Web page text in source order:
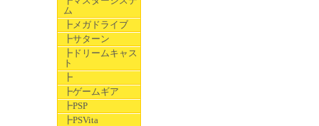
ム
┣メガドライブ
┣サターン
┣ドリームキャス
ト
┣
┣ゲームギア
┣PSP
┣PSVita